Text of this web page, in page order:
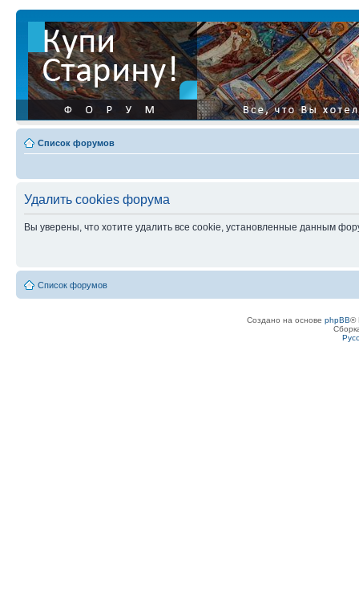
Список форумов
Удалить cookies форума
Вы уверены, что хотите удалить все cookie, установленные данным
Список форумов
Создано на основе phpBB®